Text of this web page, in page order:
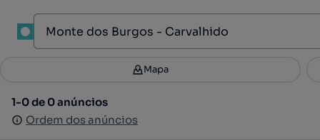
Filtros 3
1-0 de 0 anúncios
Ordem dos anúncios
Mapa
1-0 de 0 anúncios
Ordem dos anúncios